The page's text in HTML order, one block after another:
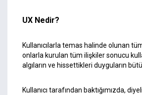
UX Nedir?
Kullanıcılarla temas halinde olunan
onlarla kurulan tüm ilişkiler sonucu
algıların ve hissettikleri duyguların
Kullanıcı tarafından baktığımızda,